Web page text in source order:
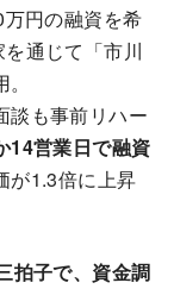
円の融資を希
通じて「市川
談も事前リハー
14営業日で融資
が1.3倍に上昇
拍子で、資金調